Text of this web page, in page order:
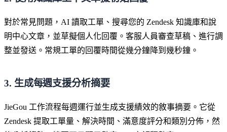
對於常見問題，AI 讀取工單、搜尋您的 Zendesk 知識庫和說
明中心文章，並草擬個人化回覆。客服人員審查草稿、進行調
整並發送。常規工單的回覆時間從幾分鐘降到幾秒鐘。
3. 生成每週支援分析摘要
JieGou 工作流程每週運行並生成支援績效的敘事摘要。它從
Zendesk 提取工單量、解決時間、滿意度評分和類別分佈，然